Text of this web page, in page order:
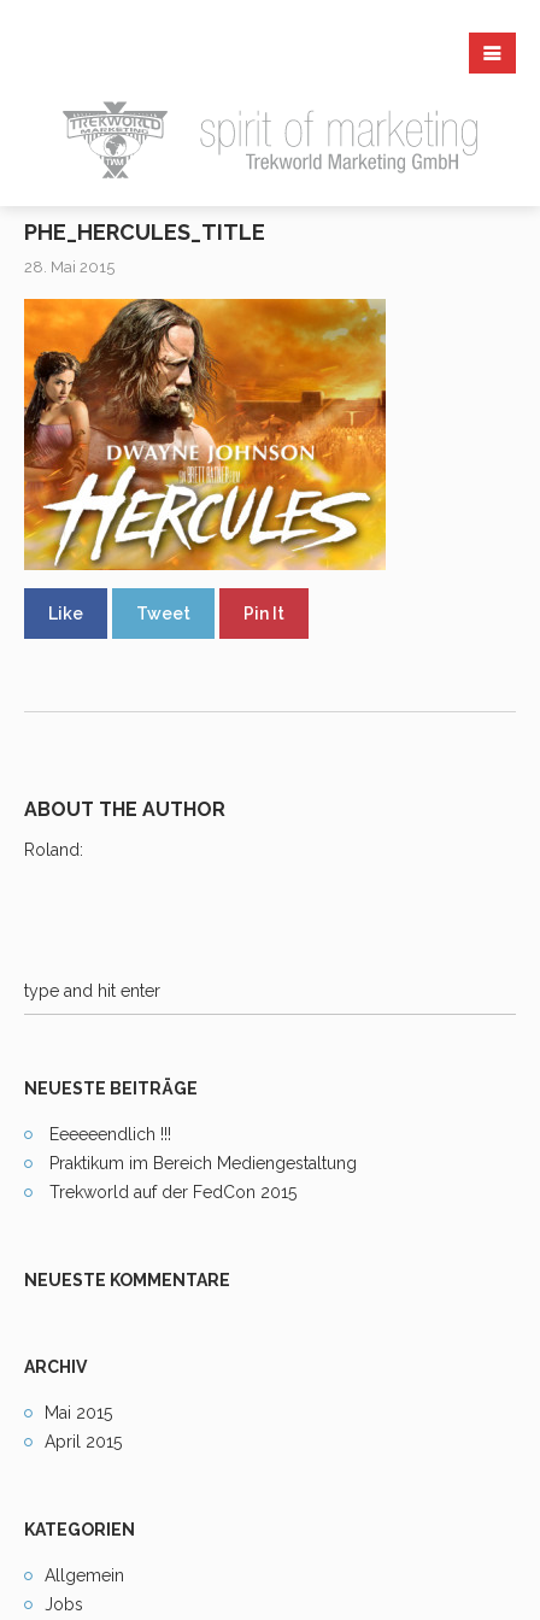
PHE_HERCULES_TITLE
28. Mai 2015
Like Tweet Pin It
ABOUT THE AUTHOR
Roland:
NEUESTE BEITRÄGE
Eeeeeendlich !!!
Praktikum im Bereich Mediengestaltung
Trekworld auf der FedCon 2015
NEUESTE KOMMENTARE
ARCHIV
Mai 2015
April 2015
KATEGORIEN
Allgemein
Jobs